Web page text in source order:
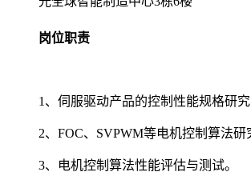
岗位职责
1、伺服驱动产品的控制性能规格研究
2、FOC、SVPWM等电机控制算法研
3、电机控制算法性能评估与测试。